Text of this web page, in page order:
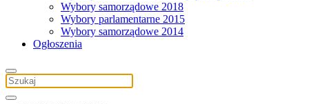
Wybory samorządowe 2018
Wybory parlamentarne 2015
Wybory samorządowe 2014
Ogłoszenia